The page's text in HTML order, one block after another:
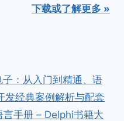
下载或了解更多 »
：从入门到精通、语
发经典案例解析与配套
手册 – Delphi书籍大